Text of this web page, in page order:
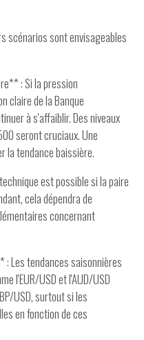
scénarios sont envisageables
: Si la pression
claire de la Banque
à s'affaiblir. Des niveaux
seront cruciaux. Une
la tendance baissière.
est possible si la paire
cela dépendra de
concernant
Les tendances saisonnières
l'EUR/USD et l'AUD/USD
USD, surtout si les
en fonction de ces